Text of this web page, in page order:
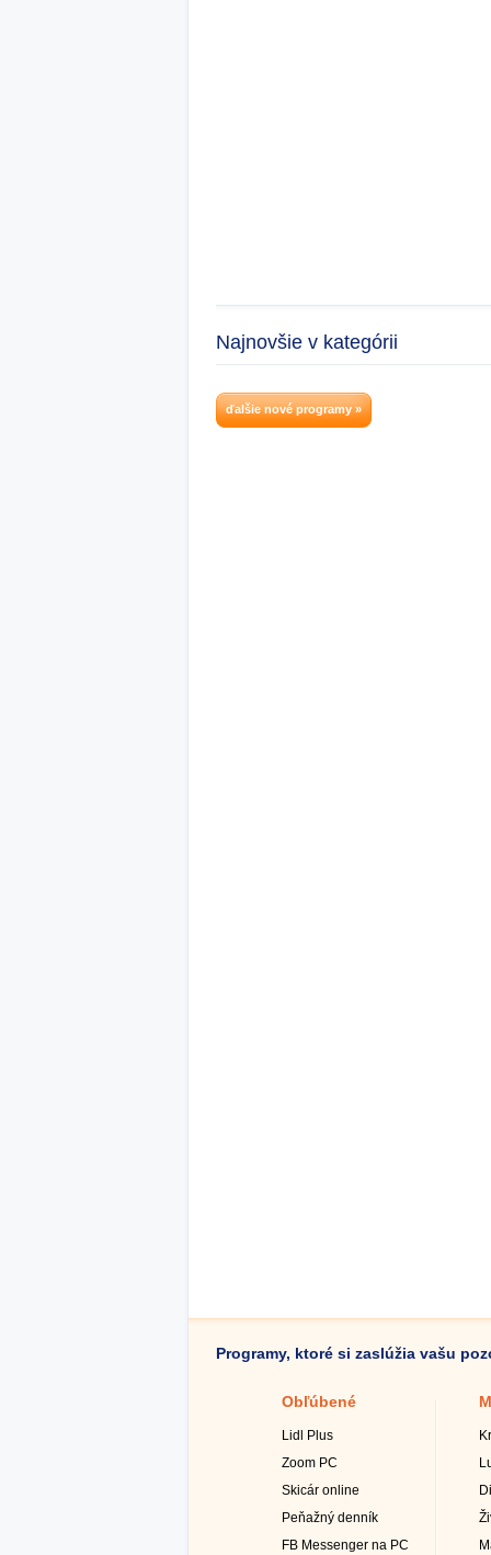
Najnovšie v kategórii
ďalšie nové programy »
Programy, ktoré si zaslúžia vašu
Obľúbené
Lidl Plus
Zoom PC
Skicár online
Peňažný denník
FB Messenger na PC